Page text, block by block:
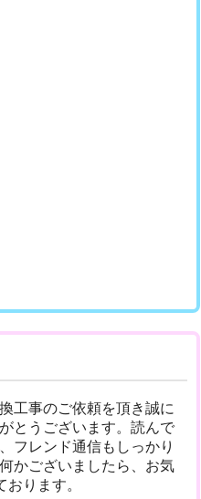
工事のご依頼を頂き誠に
とうございます。読んで
フレンド通信もしっかり
かございましたら、お気
ります。